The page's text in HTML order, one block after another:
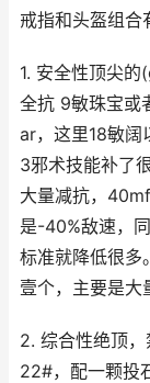
戒指和头盔组合
1. 安全性顶尖
全抗 9敏珠宝或
ar，这里18敏阔
3邪术技能补了
大量减抗，
是-40%敌速，
标准就降低很多
壹个，主要是大
2. 综合性绝顶
22#，配一颗投